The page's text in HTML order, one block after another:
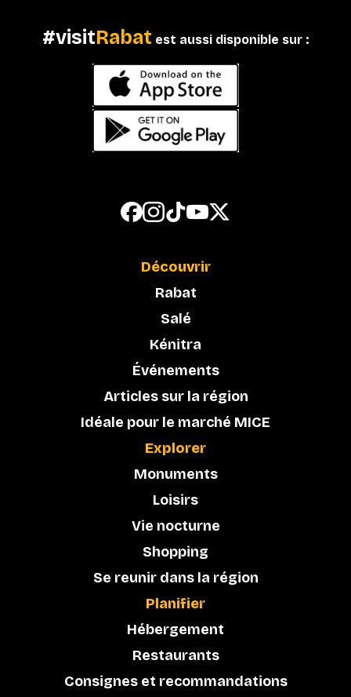
#visitRabat est aussi disponible sur :
Découvrir
Rabat
Salé
Kénitra
Événements
Articles sur la région
Idéale pour le marché MICE
Explorer
Monuments
Loisirs
Vie nocturne
Shopping
Se reunir dans la région
Planifier
Hébergement
Restaurants
Consignes et recommandations